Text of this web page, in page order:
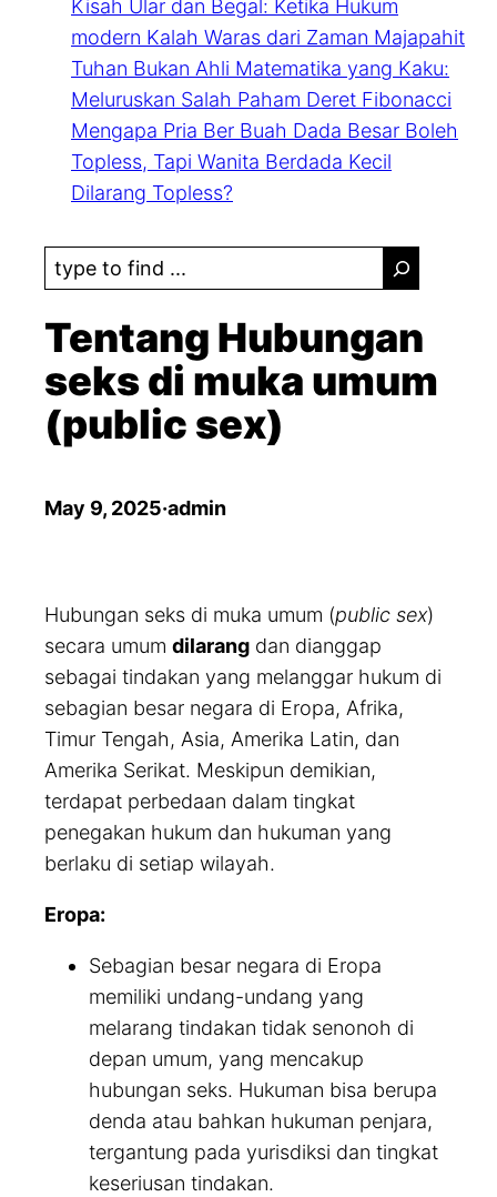
Kisah Ular dan Begal: Ketika Hukum
modern Kalah Waras dari Zaman Majapahit
Tuhan Bukan Ahli Matematika yang Kaku:
Meluruskan Salah Paham Deret Fibonacci
Mengapa Pria Ber Buah Dada Besar Boleh
Topless, Tapi Wanita Berdada Kecil
Dilarang Topless?
S
e
a
c
h
Tentang Hubungan
seks di muka umum
(public sex)
May 9, 2025·admin
Hubungan seks di muka umum (public sex)
secara umum dilarang dan dianggap
sebagai tindakan yang melanggar hukum di
sebagian besar negara di Eropa, Afrika,
Timur Tengah, Asia, Amerika Latin, dan
Amerika Serikat. Meskipun demikian,
terdapat perbedaan dalam tingkat
penegakan hukum dan hukuman yang
berlaku di setiap wilayah.
Eropa:
Sebagian besar negara di Eropa
memiliki undang-undang yang
melarang tindakan tidak senonoh di
depan umum, yang mencakup
hubungan seks. Hukuman bisa berupa
denda atau bahkan hukuman penjara,
tergantung pada yurisdiksi dan tingkat
keseriusan tindakan.